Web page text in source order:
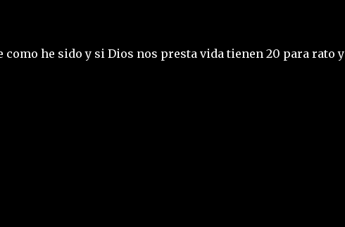
he sido y si Dios nos presta vida tienen 20 para rato y